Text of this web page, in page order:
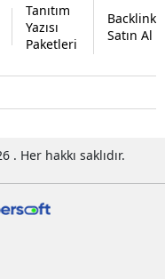
Tanıtım
Yazısı
Paketleri
Backlink
Satın Al
. Her hakkı saklıdır.